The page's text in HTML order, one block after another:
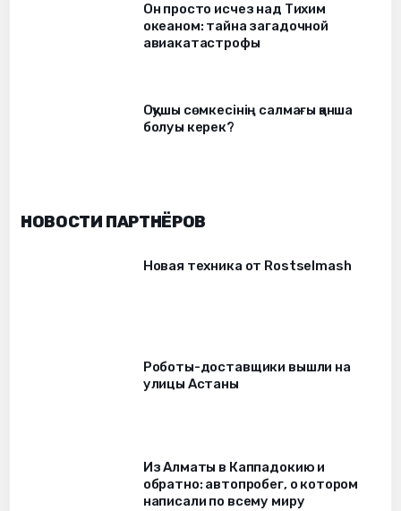
Он просто исчез над Тихим
океаном: тайна загадочной
авиакатастрофы
Оқушы сөмкесінің салмағы қанша
болуы керек?
НОВОСТИ ПАРТНЁРОВ
Новая техника от Rostselmash
Роботы-доставщики вышли на
улицы Астаны
Из Алматы в Каппадокию и
обратно: автопробег, о котором
написали по всему миру